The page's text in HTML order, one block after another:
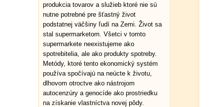
produkcia tovarov a služieb ktoré nie sú
nutne potrebné pre šťastný život
podstatnej väčšiny ľudí na Zemi. Život sa
stal supermarketom. Všetci v tomto
supermarkete neexistujeme ako
spotrebitelia, ale ako produkty spotreby.
Metódy, ktoré tento ekonomický systém
používa spočívajú na neúcte k životu,
dlhovom otroctve ako nástrojom
autocenzúry a genocíde ako prostriedku
na získanie vlastníctva novej pôdy.